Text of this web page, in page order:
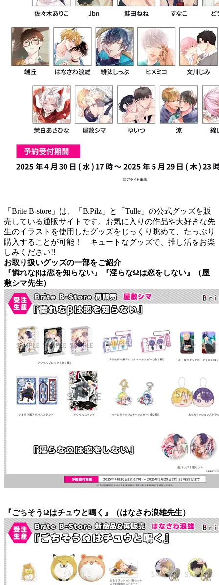
「Brite B-store」は、「B.Pilz」と「Tulle」の公式グッズを販
売している通販サイトです。お気に入りの作品や大好きな先
生のイラストを使用したグッズをじっくり眺めて、たっぷり
購入することが可能！ キュートなグッズで、推し活をお楽
しみください!!
お取り扱いグッズの一部をご紹介
『憐れなβは恋を知らない』『淫らなΩは恋をしない』（屋
敷シマ先生）
『ごちそうΩはチュウと鳴く』（はなさわ浪雄先生）